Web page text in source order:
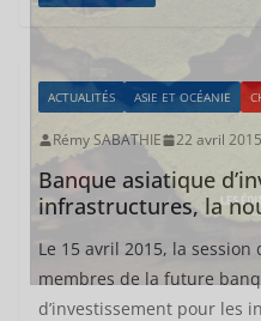
ACTUALITÉS ASIE ET OCÉANIE
Rémy SABATHIE 22 avril 2015
Banque asiatique
infrastructures, la
Le 15 avril 2015, la session
membres de la future
d’investissement pour les